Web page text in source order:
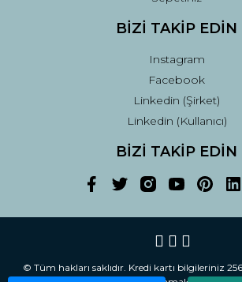
BİZİ TAKİP EDİN
Instagram
Facebook
Linkedin (Şirket)
Linkedin (Kullanıcı)
BİZİ TAKİP EDİN
© Tüm hakları saklıdır. Kredi kartı bilgileriniz